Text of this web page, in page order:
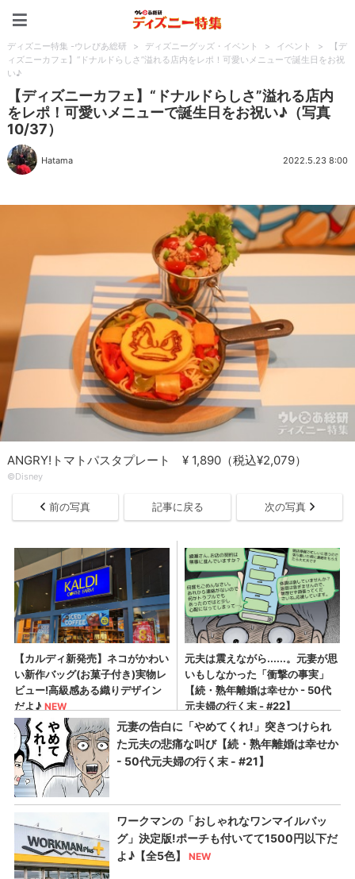
ディズニー特集 -ウレぴあ総研 > ディズニーグッズ・イベント > イベント >
【デ
ィズニーカフェ】“ドナルドらしさ”溢れる店内をレポ！可愛いメニューで誕生日をお祝
い♪
【ディズニーカフェ】“ドナルドらしさ”溢れる店内
をレポ！可愛いメニューで誕生日をお祝い♪（写真
10/37）
Hatama 2022.5.23 8:00
ANGRY!トマトパスタプレート ¥ 1,890（税込¥2,079）
©Disney
前の写真 記事に戻る 次の写真